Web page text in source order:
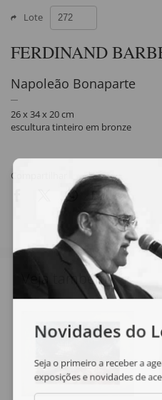
Lote
FERDINAND
Napoleão Bonaparte
26 x 34 x 20 cm
escultura tinteiro em bronze
Compartilhar
Veja também
Novidades do
Seja o primeiro a receber a
exposições e novidades de